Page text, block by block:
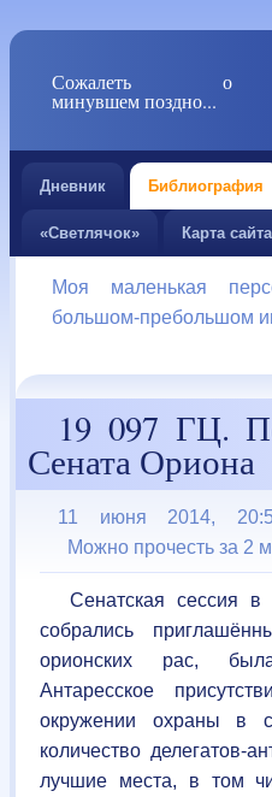
Сожалеть о
минувшем поздно...
Дневник Библиография
«Светлячок» Карта сайта
Моя маленькая
большом-пребольшом
19 097 ГЦ.
Сената Ориона
11 июня 2014,
Можно прочесть за 2
Сенатская сессия
собрались
орионских рас,
Антаресское
окружении охраны в
количество делегатов-
лучшие места, в том